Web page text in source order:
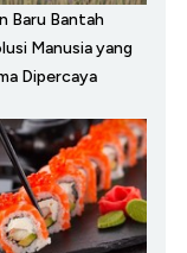
Baru Bantah
Manusia yang
Dipercaya